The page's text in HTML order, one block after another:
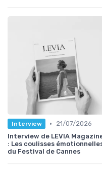
Interview •
21/07/2026
Interview de LEVIA
: Les coulisses
du Festival de Cannes